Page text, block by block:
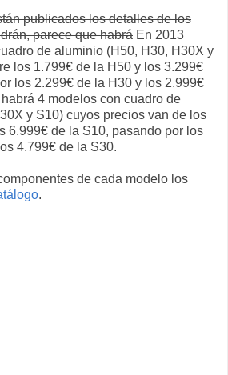
publicados los detalles de los
parece que habrá En 2013
de aluminio (H50, H30, H30X y
los 1.799€ de la H50 y los 3.299€
los 2.299€ de la H30 y los 2.999€
4 modelos con cuadro de
y S10) cuyos precios van de los
6.999€ de la S10, pasando por los
4.799€ de la S30.
de cada modelo los
.